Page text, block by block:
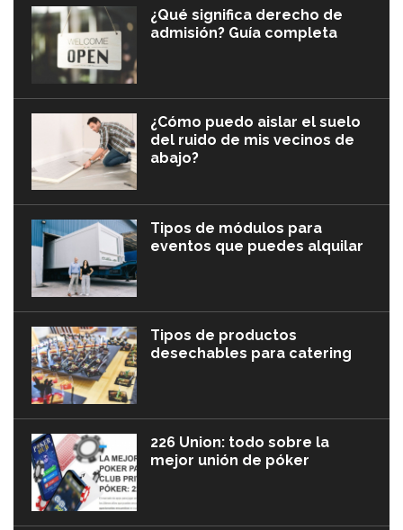
¿Qué significa derecho de
admisión? Guía completa
¿Cómo puedo aislar el suelo
del ruido de mis vecinos de
abajo?
Tipos de módulos para
eventos que puedes alquilar
Tipos de productos
desechables para catering
226 Union: todo sobre la
mejor unión de póker